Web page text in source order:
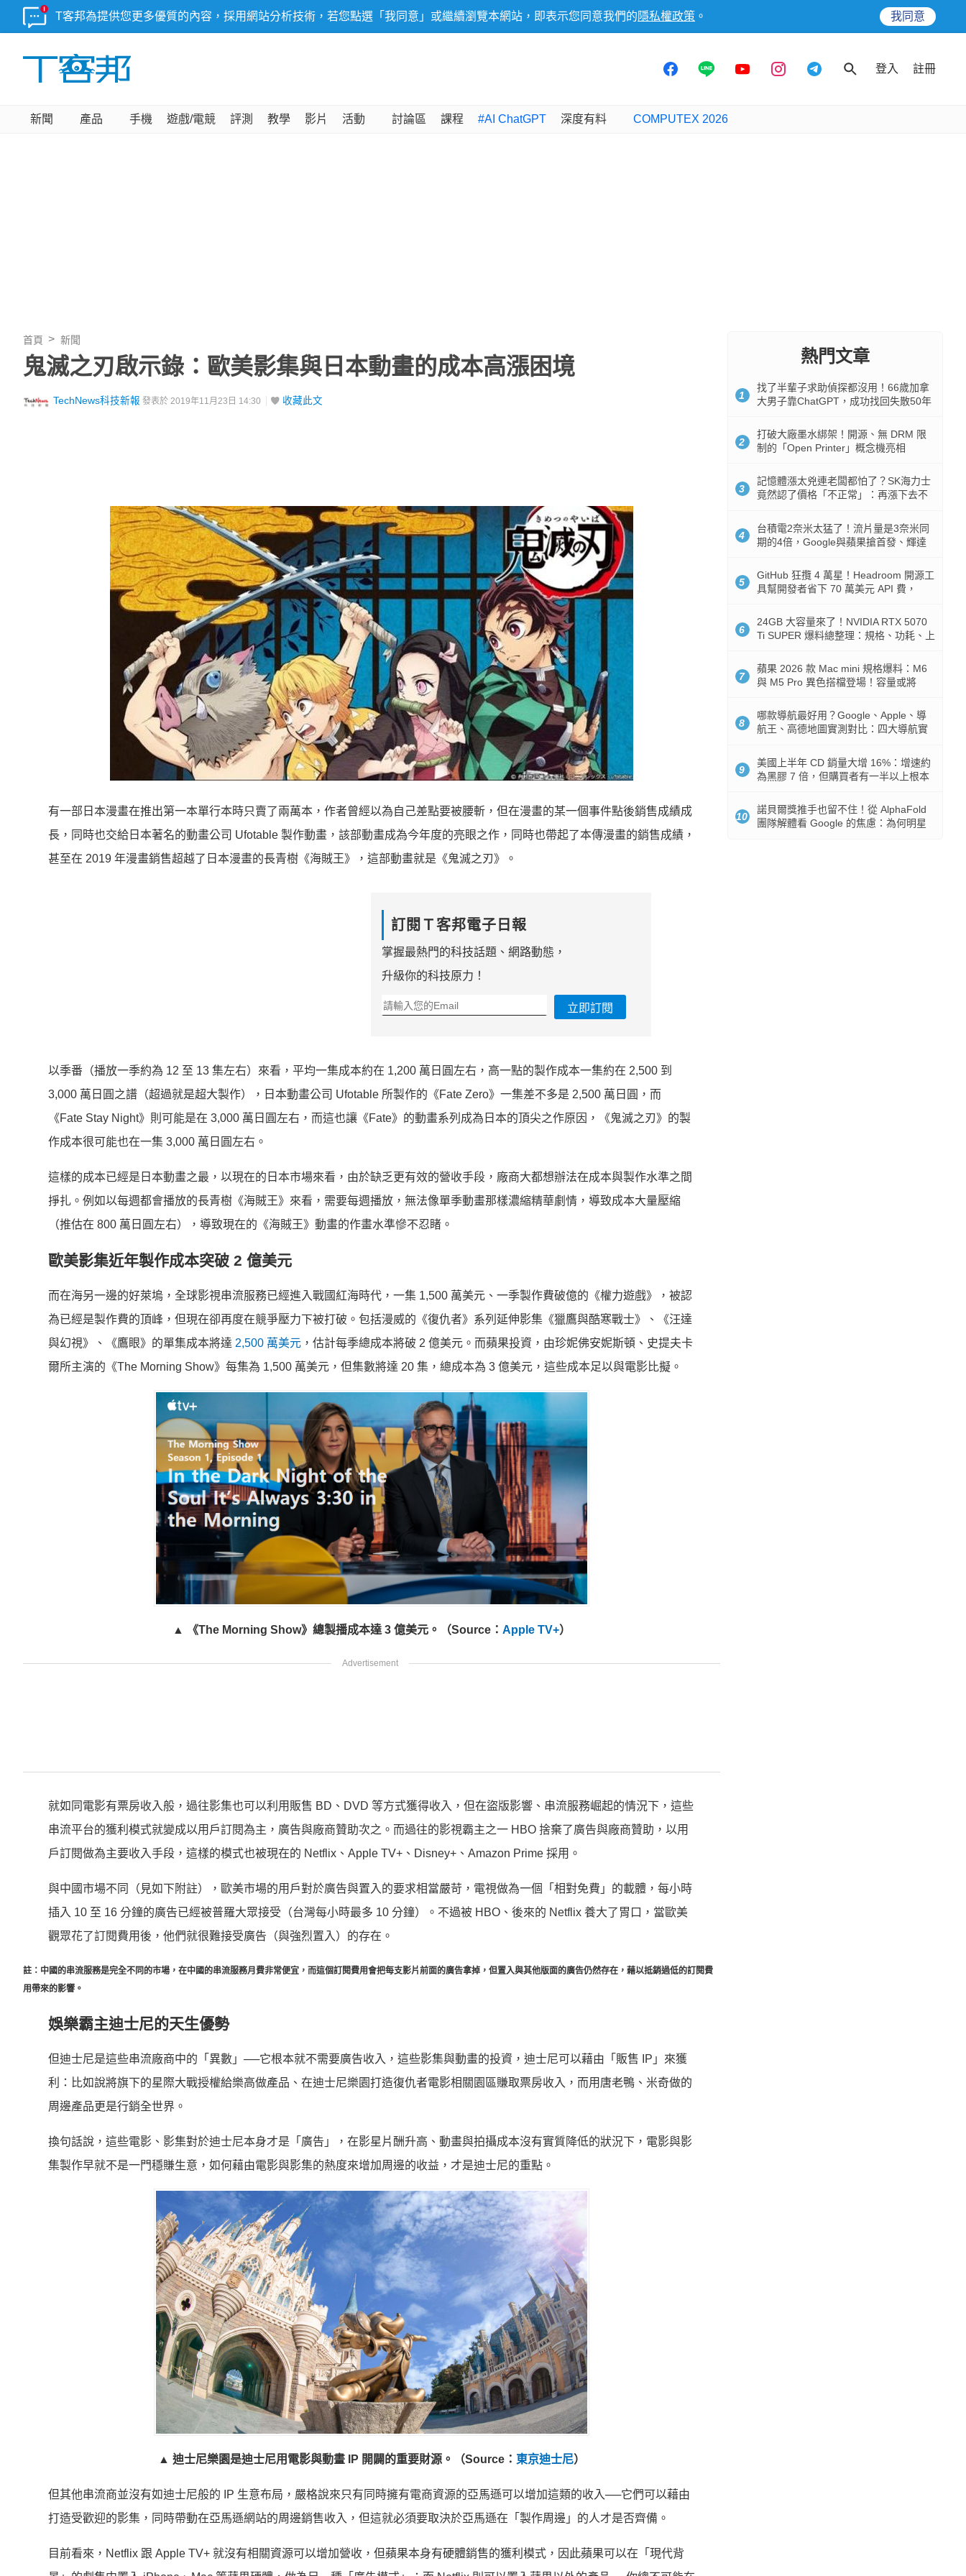
T客邦為提供您更多優質的內容，採用網站分析技術，若您點選「我同意」或繼續瀏覽本網站，即表示您同意我們的 隱私權政策 。 我同意
登入 註冊
新聞 產品 手機 遊戲/電競 評測 教學 影片 活動 討論區 課程 #AI ChatGPT 深度有料 COMPUTEX 2026
首頁 新聞
鬼滅之刃啟示錄：歐美影集與日本動畫的成本高漲困境
TechNews科技新報 發表於 2019年11月23日 14:30 收藏此文
有一部日本漫畫在推出第一本單行本時只賣了兩萬本，作者曾經以為自己差點要被腰斬，但在漫畫的某一個事件點後銷售成績成
長，同時也交給日本著名的動畫公司 Ufotable 製作動畫，該部動畫成為今年度的亮眼之作，同時也帶起了本傳漫畫的銷售成績，
甚至在 2019 年漫畫銷售超越了日本漫畫的長青樹《海賊王》，這部動畫就是《鬼滅之刃》。
訂閱Ｔ客邦電子日報
掌握最熱門的科技話題、網路動態，
升級你的科技原力！
立即訂閱
以季番（播放一季約為 12 至 13 集左右）來看，平均一集成本約在 1,200 萬日圓左右，高一點的製作成本一集約在 2,500 到
3,000 萬日圓之譜（超過就是超大製作），日本動畫公司 Ufotable 所製作的《Fate Zero》一集差不多是 2,500 萬日圓，而
《Fate Stay Night》則可能是在 3,000 萬日圓左右，而這也讓《Fate》的動畫系列成為日本的頂尖之作原因，《鬼滅之刃》的製
作成本很可能也在一集 3,000 萬日圓左右。
這樣的成本已經是日本動畫之最，以現在的日本市場來看，由於缺乏更有效的營收手段，廠商大都想辦法在成本與製作水準之間
掙扎。例如以每週都會播放的長青樹《海賊王》來看，需要每週播放，無法像單季動畫那樣濃縮精華劇情，導致成本大量壓縮
（推估在 800 萬日圓左右），導致現在的《海賊王》動畫的作畫水準慘不忍睹。
歐美影集近年製作成本突破 2 億美元
而在海另一邊的好萊塢，全球影視串流服務已經進入戰國紅海時代，一集 1,500 萬美元、一季製作費破億的《權力遊戲》，被認
為已經是製作費的頂峰，但現在卻再度在競爭壓力下被打破。包括漫威的《復仇者》系列延伸影集《獵鷹與酷寒戰士》、《汪達
與幻視》、《鷹眼》的單集成本將達 2,500 萬美元 ，估計每季總成本將破 2 億美元。而蘋果投資，由珍妮佛安妮斯頓、史提夫卡
爾所主演的《The Morning Show》每集為 1,500 萬美元，但集數將達 20 集，總成本為 3 億美元，這些成本足以與電影比擬。
▲ 《The Morning Show》總製播成本達 3 億美元。（Source： Apple TV+）
就如同電影有票房收入般，過往影集也可以利用販售 BD、DVD 等方式獲得收入，但在盜版影響、串流服務崛起的情況下，這些
串流平台的獲利模式就變成以用戶訂閱為主，廣告與廠商贊助次之。而過往的影視霸主之一 HBO 捨棄了廣告與廠商贊助，以用
戶訂閱做為主要收入手段，這樣的模式也被現在的 Netflix、Apple TV+、Disney+、Amazon Prime 採用。
與中國市場不同（見如下附註），歐美市場的用戶對於廣告與置入的要求相當嚴苛，電視做為一個「相對免費」的載體，每小時
插入 10 至 16 分鐘的廣告已經被普羅大眾接受（台灣每小時最多 10 分鐘）。不過被 HBO、後來的 Netflix 養大了胃口，當歐美
觀眾花了訂閱費用後，他們就很難接受廣告（與強烈置入）的存在。
註：中國的串流服務是完全不同的市場，在中國的串流服務月費非常便宜，而這個訂閱費用會把每支影片前面的廣告拿掉，但置入與其他版面的廣告仍然存在，藉以抵銷過低的訂閱費
用帶來的影響。
娛樂霸主迪士尼的天生優勢
但迪士尼是這些串流廠商中的「異數」──它根本就不需要廣告收入，這些影集與動畫的投資，迪士尼可以藉由「販售 IP」來獲
利：比如說將旗下的星際大戰授權給樂高做產品、在迪士尼樂園打造復仇者電影相關園區賺取票房收入，而用唐老鴨、米奇做的
周邊產品更是行銷全世界。
換句話說，這些電影、影集對於迪士尼本身才是「廣告」，在影星片酬升高、動畫與拍攝成本沒有實質降低的狀況下，電影與影
集製作早就不是一門穩賺生意，如何藉由電影與影集的熱度來增加周邊的收益，才是迪士尼的重點。
▲ 迪士尼樂園是迪士尼用電影與動畫 IP 開闢的重要財源。（Source： 東京迪士尼）
但其他串流商並沒有如迪士尼般的 IP 生意布局，嚴格說來只有同時擁有電商資源的亞馬遜可以增加這類的收入──它們可以藉由
打造受歡迎的影集，同時帶動在亞馬遜網站的周邊銷售收入，但這就必須要取決於亞馬遜在「製作周邊」的人才是否齊備。
目前看來，Netflix 跟 Apple TV+ 就沒有相關資源可以增加營收，但蘋果本身有硬體銷售的獲利模式，因此蘋果可以在「現代背
熱門文章
1
找了半輩子求助偵探都沒用！66歲加拿
大男子靠ChatGPT，成功找回失散50年
2
打破大廠墨水綁架！開源、無 DRM 限
制的「Open Printer」概念機亮相
3
記憶體漲太兇連老闆都怕了？SK海力士
竟然認了價格「不正常」：再漲下去不
4
台積電2奈米太猛了！流片量是3奈米同
期的4倍，Google與蘋果搶首發、輝達
5
GitHub 狂攬 4 萬星！Headroom 開源工
具幫開發者省下 70 萬美元 API 費，
6
24GB 大容量來了！NVIDIA RTX 5070
Ti SUPER 爆料總整理：規格、功耗、上
7
蘋果 2026 款 Mac mini 規格爆料：M6
與 M5 Pro 異色搭檔登場！容量或將
8
哪款導航最好用？Google、Apple、導
航王、高德地圖實測對比：四大導航實
9
美國上半年 CD 銷量大增 16%：增速約
為黑膠 7 倍，但購買者有一半以上根本
10
諾貝爾獎推手也留不住！從 AlphaFold
團隊解體看 Google 的焦慮：為何明星